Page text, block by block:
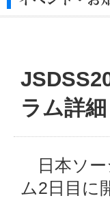
ラム詳
日本ソー
ム2日目に